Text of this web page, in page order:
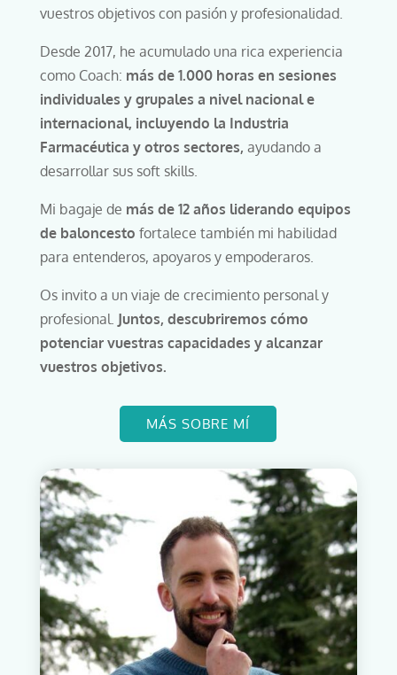
vuestros objetivos con pasión y profesionalidad.
Desde 2017, he acumulado una rica experiencia
como Coach: más de 1.000 horas en sesiones
individuales y grupales a nivel nacional e
internacional, incluyendo la Industria
Farmacéutica y otros sectores, ayudando a
desarrollar sus soft skills.
Mi bagaje de más de 12 años liderando equipos
de baloncesto fortalece también mi habilidad
para entenderos, apoyaros y empoderaros.
Os invito a un viaje de crecimiento personal y
profesional. Juntos, descubriremos cómo
potenciar vuestras capacidades y alcanzar
vuestros objetivos.
MÁS SOBRE MÍ